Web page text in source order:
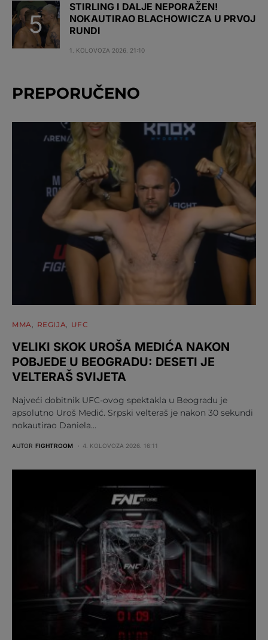
STIRLING I DALJE NEPORAŽEN!
NOKAUTIRAO BLACHOWICZA U PRVOJ
RUNDI
1. KOLOVOZA 2026. 21:10
PREPORUČENO
MMA REGIJA UFC
VELIKI SKOK UROŠA MEDIĆA NAKON
POBJEDE U BEOGRADU: DESETI JE
VELTERAŠ SVIJETA
Najveći dobitnik UFC-ovog spektakla u Beogradu je
apsolutno Uroš Medić. Srpski velteraš je nakon 30 sekundi
nokautirao Daniela…
AUTOR FIGHTROOM 4. KOLOVOZA 2026. 16:11